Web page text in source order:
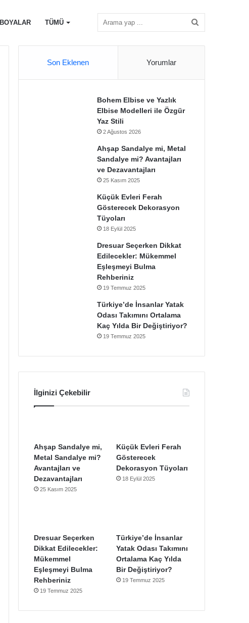
BOYALAR TÜMÜ
Son Eklenen Yorumlar
Bohem Elbise ve Yazlık
Elbise Modelleri ile Özgür
Yaz Stili
2 Ağustos 2026
Ahşap Sandalye mi, Metal
Sandalye mi? Avantajları
ve Dezavantajları
25 Kasım 2025
Küçük Evleri Ferah
Gösterecek Dekorasyon
Tüyoları
18 Eylül 2025
Dresuar Seçerken Dikkat
Edilecekler: Mükemmel
Eşleşmeyi Bulma
Rehberiniz
19 Temmuz 2025
Türkiye’de İnsanlar Yatak
Odası Takımını Ortalama
Kaç Yılda Bir Değiştiriyor?
19 Temmuz 2025
İlginizi Çekebilir
Ahşap Sandalye mi,
Metal Sandalye mi?
Avantajları ve
Dezavantajları
25 Kasım 2025
Küçük Evleri Ferah
Gösterecek
Dekorasyon Tüyoları
18 Eylül 2025
Dresuar Seçerken
Dikkat Edilecekler:
Mükemmel
Eşleşmeyi Bulma
Rehberiniz
19 Temmuz 2025
Türkiye’de İnsanlar
Yatak Odası Takımını
Ortalama Kaç Yılda
Bir Değiştiriyor?
19 Temmuz 2025